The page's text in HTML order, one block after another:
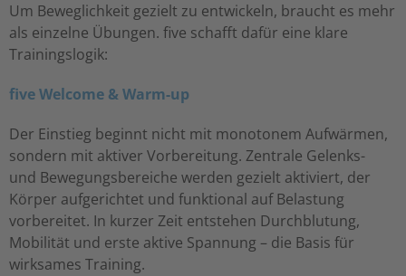
Um Beweglichkeit gezielt zu entwickeln, braucht es mehr
als einzelne Übungen. five schafft dafür eine klare
Trainingslogik:
five Welcome & Warm-up
Der Einstieg beginnt nicht mit monotonem Aufwärmen,
sondern mit aktiver Vorbereitung. Zentrale Gelenks-
und Bewegungsbereiche werden gezielt aktiviert, der
Körper aufgerichtet und funktional auf Belastung
vorbereitet. In kurzer Zeit entstehen Durchblutung,
Mobilität und erste aktive Spannung – die Basis für
wirksames Training.